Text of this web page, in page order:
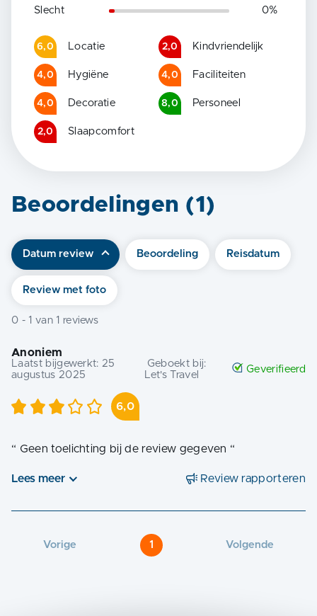
Slecht 0%
6,0 Locatie 2,0 Kindvriendelijk
4,0 Hygiëne 4,0 Faciliteiten
4,0 Decoratie 8,0 Personeel
2,0 Slaapcomfort
Beoordelingen (1 )
Datum review Beoordeling Reisdatum
Review met foto
0 - 1 van 1 reviews
Anoniem
Laatst bijgewerkt: 25
augustus 2025
Geboekt bij:
Let's Travel
Geverifieerd
6,0
“ Geen toelichting bij de review gegeven “
Lees meer Review rapporteren
Vorige 1 Volgende